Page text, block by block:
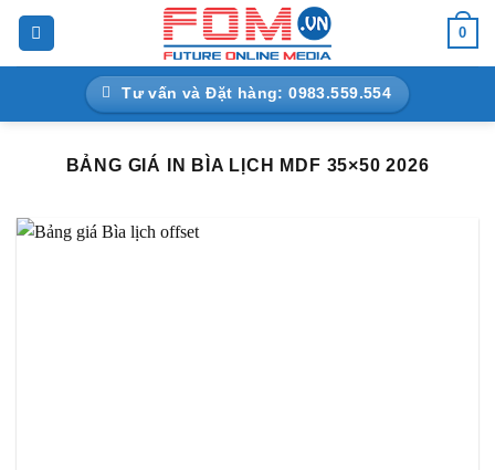
Bỏ
nội
0
Tư vấn và Đặt hàng: 0983.559.554
BẢNG GIÁ IN BÌA LỊCH MDF 35×50 2026